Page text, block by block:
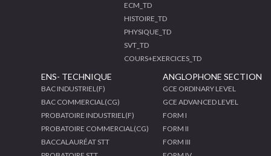
ECM_TD
HISTOIRE_TD
PHYSIQUE_TD
SVT_TD
COURS+EXERCICES_TD
ENS- TECHNIQUE
BAC INDUSTRIEL(F)
BAC COMMERCIAL(CG)
PROBATOIRE INDUSTRIEL(F)
PROBATOIRE COMMERCIAL(CG)
BACCALAURÉAT STT
ANGLOPHONE SECTION
GCE ORDINARY LEVEL
GCE ADVANCED LEVEL
FORM I
FORM II
FORM III